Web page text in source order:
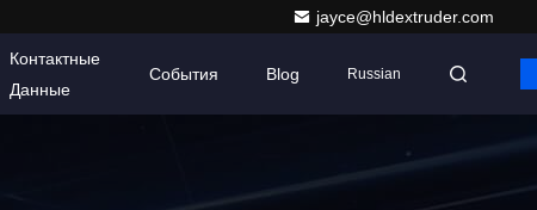
jayce@hldextruder.com
Контактные
Данные
События Blog Russian